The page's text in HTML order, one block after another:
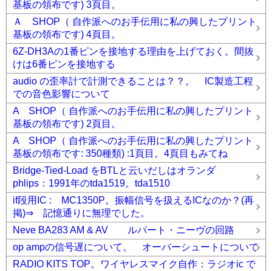
基板の領布です) 3頁目。
Ａ SHOP（ 自作派へのお手伝用に私の興したプリント
基板の領布です) 4頁目。
6Z-DH3Aの1番ピンを接地する理由を上げておく。間抜
けは6番ピンを接地する
audio の歪率計で計測できることは？？。 IC製造工程
での音色影響について
A SHOP（ 自作派へのお手伝用に私の興したプリント
基板の領布です) 2頁目。
A SHOP（ 自作派へのお手伝用に私の興したプリント
基板の領布です: 350種類) :1頁目。4頁目もみてね
Bridge-Tied-Load をBTLと云いだしはオランダ
phlips：1991年のtda1519。tda1510
if段用IC : MC1350P。振幅信号を扱えるICなのか？(再
掲)⇒ 記憶通りに無理でした。
Neve BA283 AM & AV ルパート・ニーヴの回路
op ampの信号遅について。 オーバーシュートについて
RADIO KITS TOP。ワイヤレスマイク自作：ラジオic で